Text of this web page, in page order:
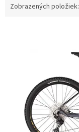
Zobrazených položiek: